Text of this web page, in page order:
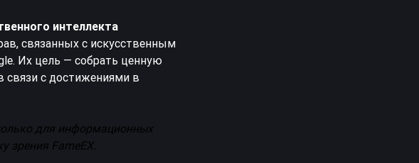
интеллекта
связанных с искусственным
Их цель — собрать ценную
с достижениями в
для информационных
зрения FameEX.